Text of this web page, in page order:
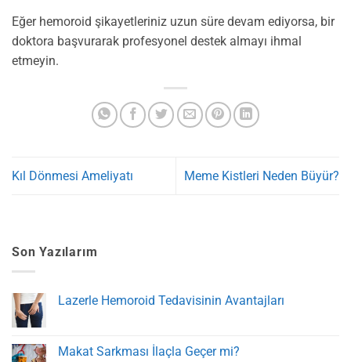
Eğer hemoroid şikayetleriniz uzun süre devam ediyorsa, bir
doktora başvurarak profesyonel destek almayı ihmal
etmeyin.
Kıl Dönmesi Ameliyatı Meme Kistleri Neden Büyür?
Son Yazılarım
Lazerle Hemoroid Tedavisinin Avantajları
Hemoroid
Tedavisinin
Makat Sarkması İlaçla Geçer mi?